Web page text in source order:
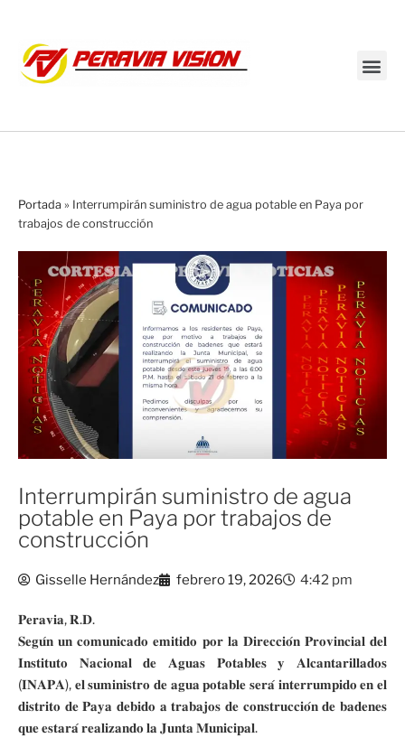
Portada » Interrumpirán suministro de agua potable en Paya por
trabajos de construcción
Interrumpirán suministro de agua
potable en Paya por trabajos de
construcción
Gisselle Hernández febrero 19, 2026 4:42 pm
𝐏𝐞𝐫𝐚𝐯𝐢𝐚, 𝐑.𝐃.
𝐒𝐞𝐠𝐮́𝐧 𝐮𝐧 𝐜𝐨𝐦𝐮𝐧𝐢𝐜𝐚𝐝𝐨 𝐞𝐦𝐢𝐭𝐢𝐝𝐨 𝐩𝐨𝐫 𝐥𝐚 𝐃𝐢𝐫𝐞𝐜𝐜𝐢𝐨́𝐧 𝐏𝐫𝐨𝐯𝐢𝐧𝐜𝐢𝐚𝐥 𝐝𝐞𝐥
𝐈𝐧𝐬𝐭𝐢𝐭𝐮𝐭𝐨 𝐍𝐚𝐜𝐢𝐨𝐧𝐚𝐥 𝐝𝐞 𝐀𝐠𝐮𝐚𝐬 𝐏𝐨𝐭𝐚𝐛𝐥𝐞𝐬 𝐲 𝐀𝐥𝐜𝐚𝐧𝐭𝐚𝐫𝐢𝐥𝐥𝐚𝐝𝐨𝐬
(𝐈𝐍𝐀𝐏𝐀), 𝐞𝐥 𝐬𝐮𝐦𝐢𝐧𝐢𝐬𝐭𝐫𝐨 𝐝𝐞 𝐚𝐠𝐮𝐚 𝐩𝐨𝐭𝐚𝐛𝐥𝐞 𝐬𝐞𝐫𝐚́ 𝐢𝐧𝐭𝐞𝐫𝐫𝐮𝐦𝐩𝐢𝐝𝐨 𝐞𝐧 𝐞𝐥
𝐝𝐢𝐬𝐭𝐫𝐢𝐭𝐨 𝐝𝐞 𝐏𝐚𝐲𝐚 𝐝𝐞𝐛𝐢𝐝𝐨 𝐚 𝐭𝐫𝐚𝐛𝐚𝐣𝐨𝐬 𝐝𝐞 𝐜𝐨𝐧𝐬𝐭𝐫𝐮𝐜𝐜𝐢𝐨́𝐧 𝐝𝐞 𝐛𝐚𝐝𝐞𝐧𝐞𝐬
𝐪𝐮𝐞 𝐞𝐬𝐭𝐚𝐫𝐚́ 𝐫𝐞𝐚𝐥𝐢𝐳𝐚𝐧𝐝𝐨 𝐥𝐚 𝐉𝐮𝐧𝐭𝐚 𝐌𝐮𝐧𝐢𝐜𝐢𝐩𝐚𝐥.